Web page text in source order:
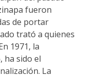
fueron
de portar
trató a quienes
1971, la
ha sido el
La